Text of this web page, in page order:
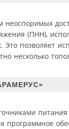
(ПНН),
позволяет
несколько
программное